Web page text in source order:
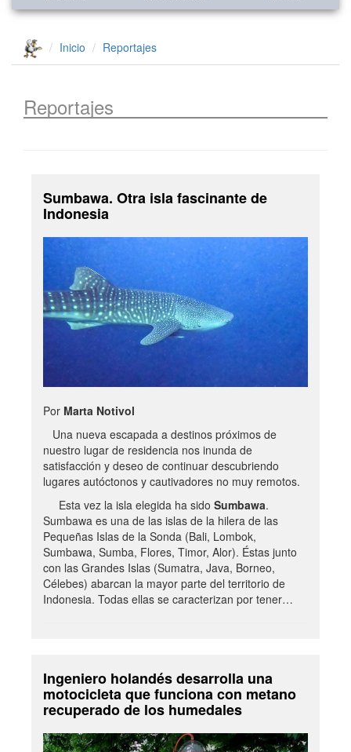
Inicio Reportajes
Reportajes
Sumbawa. Otra isla fascinante de
Indonesia
Por Marta Notivol
Una nueva escapada a destinos próximos de
nuestro lugar de residencia nos inunda de
satisfacción y deseo de continuar descubriendo
lugares autóctonos y cautivadores no muy remotos.
Esta vez la isla elegida ha sido Sumbawa.
Sumbawa es una de las islas de la hilera de las
Pequeñas Islas de la Sonda (Bali, Lombok,
Sumbawa, Sumba, Flores, Timor, Alor). Éstas junto
con las Grandes Islas (Sumatra, Java, Borneo,
Célebes) abarcan la mayor parte del territorio de
Indonesia. Todas ellas se caracterizan por tener…
Ingeniero holandés desarrolla una
motocicleta que funciona con metano
recuperado de los humedales